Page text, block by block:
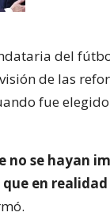
del
de las
fue
no se hayan
en